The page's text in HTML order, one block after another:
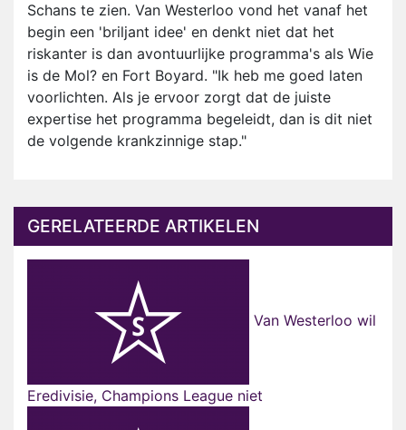
Schans te zien. Van Westerloo vond het vanaf het
begin een 'briljant idee' en denkt niet dat het
riskanter is dan avontuurlijke programma's als Wie
is de Mol? en Fort Boyard. "Ik heb me goed laten
voorlichten. Als je ervoor zorgt dat de juiste
expertise het programma begeleidt, dan is dit niet
de volgende krankzinnige stap."
GERELATEERDE ARTIKELEN
Van Westerloo wil
Eredivisie, Champions League niet